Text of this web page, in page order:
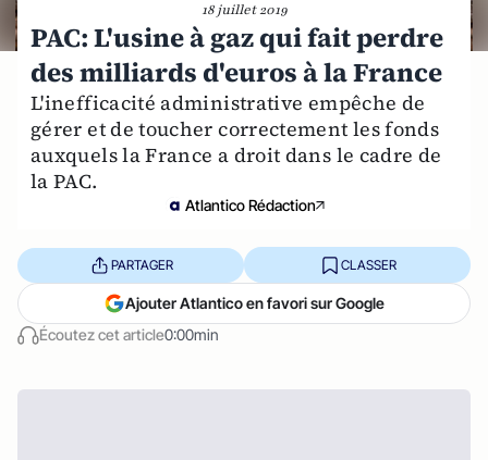
18 juillet 2019
PAC: L'usine à gaz qui fait perdre
des milliards d'euros à la France
L'inefficacité administrative empêche de
gérer et de toucher correctement les fonds
auxquels la France a droit dans le cadre de
la PAC.
Atlantico Rédaction
Écoutez cet article0:00min
PARTAGER CLASSER
Ajouter Atlantico en favori sur Google